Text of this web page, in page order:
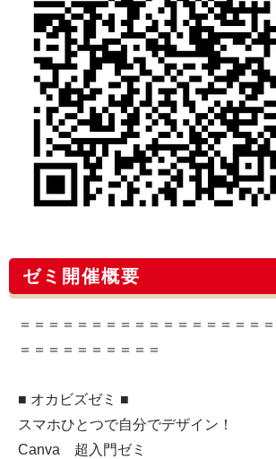
ゼミ開催概要
＝＝＝＝＝＝＝＝＝＝＝＝＝＝＝＝＝
＝＝＝＝＝＝＝＝＝＝
■ オカビズゼミ ■
スマホひとつで自分でデザイン！
Canva 超入門ゼミ